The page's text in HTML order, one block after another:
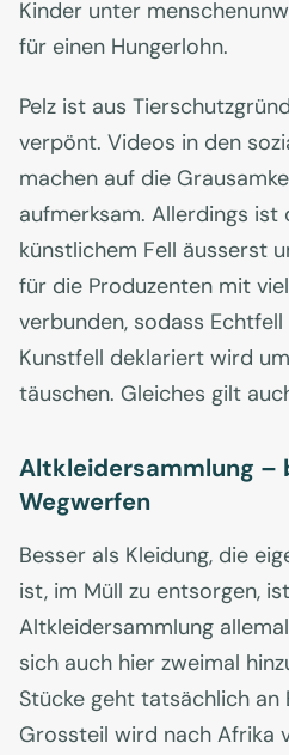
Kinder unter
für einen Hungerlohn.
Pelz ist aus
verpönt. Videos in den
machen auf die
aufmerksam. Allerdings ist
künstlichem Fell äusserst
für die Produzenten mit
verbunden, sodass
Kunstfell deklariert wird
täuschen. Gleiches gilt
Altkleidersammlung –
Wegwerfen
Besser als Kleidung, die
ist, im Müll zu entsorgen,
Altkleidersammlung
sich auch hier zweimal
Stücke geht tatsächlich an
Grossteil wird nach Afrika